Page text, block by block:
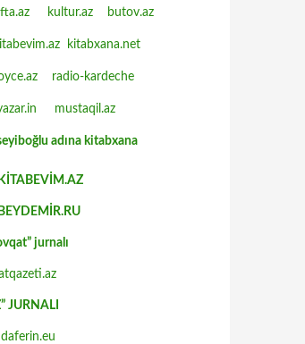
kultur.az butov.az
kitabxana.net
radio-kardeche
mustaqil.az
adına kitabxana
jurnalı
JURNALI